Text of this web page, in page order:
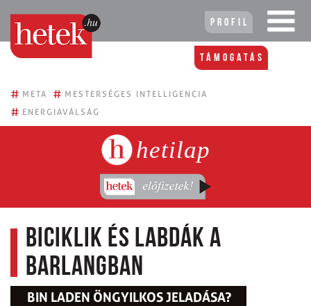
Profil
Támogatás
# META # MESTERSÉGES INTELLIGENCIA
# ENERGIAVÁLSÁG
hetilap
Biciklik és labdák a
barlangban
BIN LADEN ÖNGYILKOS JELADÁSA?